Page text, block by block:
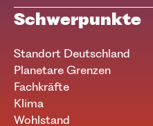
Schwerpunkte
Standort Deutschland
Planetare Grenzen
Fachkräfte
Klima
Wohlstand